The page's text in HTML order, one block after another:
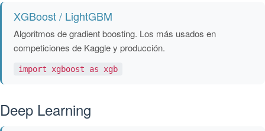
XGBoost / LightGBM
Algoritmos de gradient boosting. Los más usados en
competiciones de Kaggle y producción.
import xgboost as xgb
Deep Learning